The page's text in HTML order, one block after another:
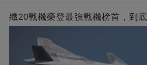
殲20戰機榮登最強戰機榜首，到